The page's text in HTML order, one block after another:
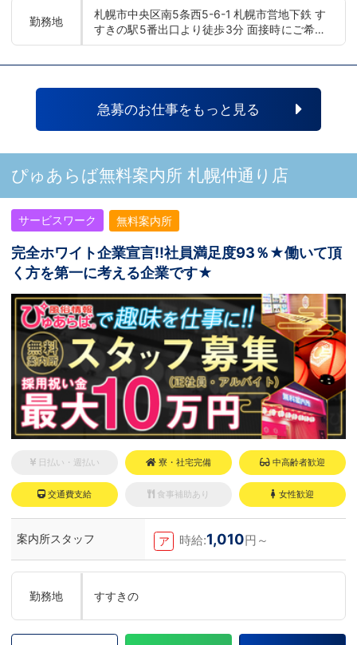
為にはどうしたらいいのか？を考えられる
上記のような方が当グループでは活躍の場
を広げています。他にも…・失敗しても諦
い！・環境を変えてチャレンジしたい！・
経験がないからダメという事は一切なく、
自分の将来のビジョンの為にこうしたい！
こうなりたい！と強い意志を持ってる方に
も平等にチャンスがある職場になっていま
す。今働いてる先輩方は、異業種から転職
してきた方が圧倒的に多いです。「ちょっ
と求めてる人物像と自分は違うかも…？」
と思う方もいると思います。ですが、よく
考えてください。全てが当てはまる人の方
が少ないと思います。ココは自分にも当て
はまる！で十分なんです。まずは応募し
て、面接時にあなたの想いを聞かせてくだ
さい。その後、私たちの想いを説明させて
いただきます。その話の中で共感できる
か/出来ないかだと思います。ご応募お待
ちしております！！
底的入站策略無條件月薪 400,000 日圓起
推出語言津貼能說至少三種語言者優先
勤務地
札幌市中央区南5条西5-6-1 札幌市営地下鉄 す
すきの駅5番出口より徒歩3分 面接時にご希望
の勤務地をお伺いし、配属店舗を決定いたし
鉄南北線すすきの駅 ■横浜エリア：神奈川県
横浜市中区 ・京急線黄金町駅、日ノ出町駅 ・
市営地下鉄阪東橋駅、伊勢佐木長者町駅 ・JR
横浜線関内駅 ■土浦エリア：茨城県土浦市桜
町 ・JR常磐線土浦駅
急募のお仕事をもっと見る
ぴゅあらば無料案内所 札幌仲通り店
サービスワーク 無料案内所
完全ホワイト企業宣言!!社員満足度93％★働いて頂
く方を第一に考える企業です★
日払い・週払い 寮・社宅完備 中高齢者歓迎
交通費支給 食事補助あり 女性歓迎
案内所スタッフ ア 時給:1,010円～
勤務地 すすきの